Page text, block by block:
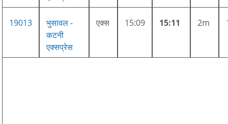
19013
भुसावल -
कटनी
एक्सप्रेस
एक्स 15:09 15:11 2m